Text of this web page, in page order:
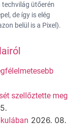
techvilág ütőerén
de így is elég
belül is a Pixel).
szellőztette meg
2026. 08.